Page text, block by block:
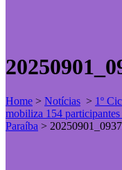
Home > Notícias > 1º
mobiliza 154
Paraíba >